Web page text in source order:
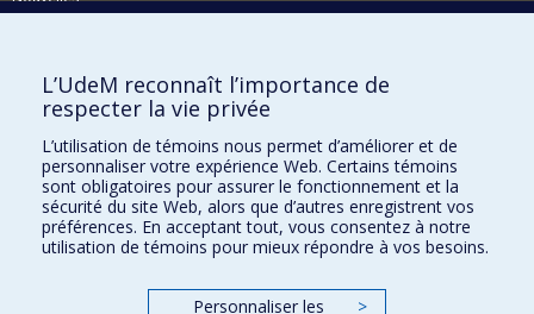
Comment soutenir le Département?
BESOIN D'AIDE?
Plan du site
Signaler une erreur
Accessibilité
FACULTÉ DES ARTS ET DES SCIENCES
Nos départements et écoles
L’UdeM reconnaît l’importance de
respecter la vie privée
L’utilisation de témoins nous permet d’améliorer et de
personnaliser votre expérience Web. Certains témoins
sont obligatoires pour assurer le fonctionnement et la
sécurité du site Web, alors que d’autres enregistrent vos
préférences. En acceptant tout, vous consentez à notre
utilisation de témoins pour mieux répondre à vos besoins.
Personnaliser les >